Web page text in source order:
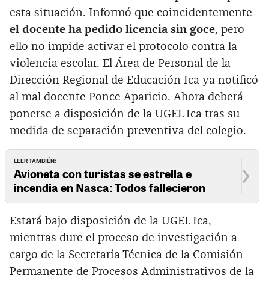
esta situación. Informó que coincidentemente
el docente ha pedido licencia sin goce, pero
ello no impide activar el protocolo contra la
violencia escolar. El Área de Personal de la
Dirección Regional de Educación Ica ya notificó
al mal docente Ponce Aparicio. Ahora deberá
ponerse a disposición de la UGEL Ica tras su
medida de separación preventiva del colegio.
LEER TAMBIÉN:
Avioneta con turistas se estrella e
incendia en Nasca: Todos fallecieron
Estará bajo disposición de la UGEL Ica,
mientras dure el proceso de investigación a
cargo de la Secretaría Técnica de la Comisión
Permanente de Procesos Administrativos de la